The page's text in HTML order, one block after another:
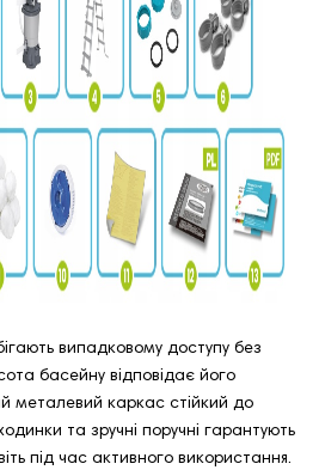
випадковому доступу без
басейну відповідає його
металевий каркас стійкий до
та зручні поручні гарантують
під час активного використання.